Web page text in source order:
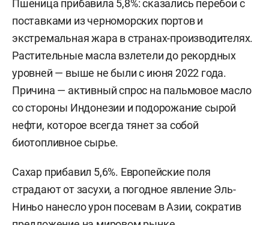
Пшеница прибавила 5,8%: сказались перебои с
поставками из черноморских портов и
экстремальная жара в странах-производителях.
Растительные масла взлетели до рекордных
уровней — выше не были с июня 2022 года.
Причина — активный спрос на пальмовое масло
со стороны Индонезии и подорожание сырой
нефти, которое всегда тянет за собой
биотопливное сырье.
Сахар прибавил 5,6%. Европейские поля
страдают от засухи, а погодное явление Эль-
Ниньо нанесло урон посевам в Азии, сократив